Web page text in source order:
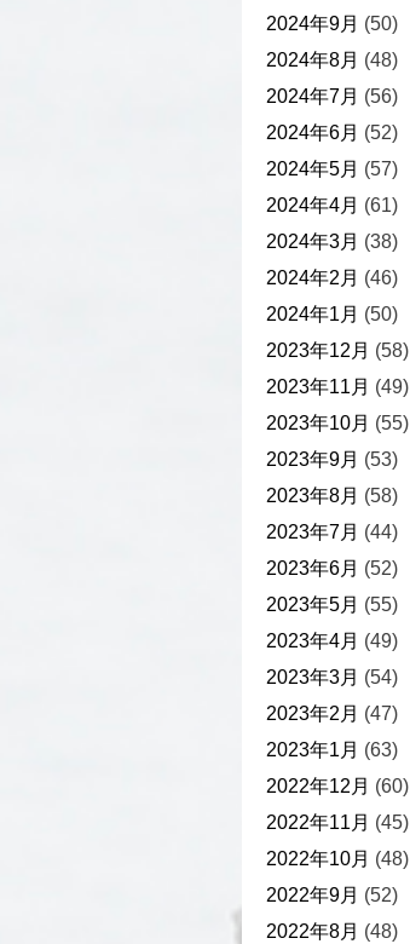
2024年9月 (50)
2024年8月 (48)
2024年7月 (56)
2024年6月 (52)
2024年5月 (57)
2024年4月 (61)
2024年3月 (38)
2024年2月 (46)
2024年1月 (50)
2023年12月 (58)
2023年11月 (49)
2023年10月 (55)
2023年9月 (53)
2023年8月 (58)
2023年7月 (44)
2023年6月 (52)
2023年5月 (55)
2023年4月 (49)
2023年3月 (54)
2023年2月 (47)
2023年1月 (63)
2022年12月 (60)
2022年11月 (45)
2022年10月 (48)
2022年9月 (52)
2022年8月 (48)